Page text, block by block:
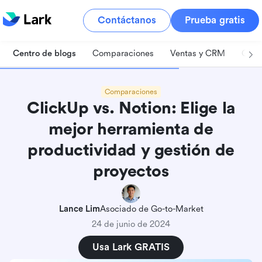
Contáctanos Prueba gratis
Centro de blogs Comparaciones Ventas y CRM
Comparaciones
ClickUp vs. Notion: Elige la
mejor herramienta de
productividad y gestión de
proyectos
Lance LimAsociado de Go-to-Market
24 de junio de 2024
Usa Lark GRATIS